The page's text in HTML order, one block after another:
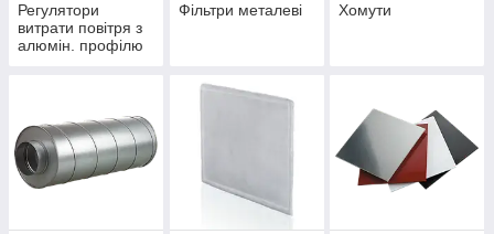
Регулятори
витрати повітря з
алюмін. профілю
Фільтри металеві Хомути